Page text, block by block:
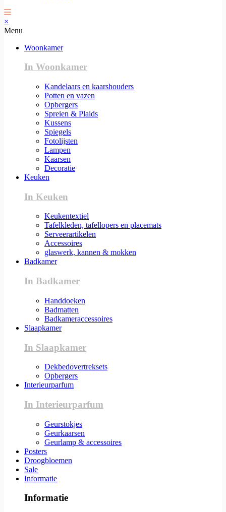
×
Menu
Woonkamer
In Woonkamer
Kandelaars en kaarshouders
Potten en vazen
Opbergers
Spreien & Plaids
Kussens
Spiegels
Fotolijsten
Lampen
Kaarsen
Decoratie
Keuken
In Keuken
Keukentextiel
Tafelkleden, tafellopers en placemats
Serveerartikelen
Accessoires
glaswerk, kannen & mokken
Badkamer
In Badkamer
Handdoeken
Badmatten
Badkameraccessoires
Slaapkamer
In Slaapkamer
Dekbedovertreksets
Opbergers
Interieurparfum
In Interieurparfum
Geurstokjes
Geurkaarsen
Geurlamp & accessoires
Posters
Droogbloemen
Sale
Informatie
Informatie